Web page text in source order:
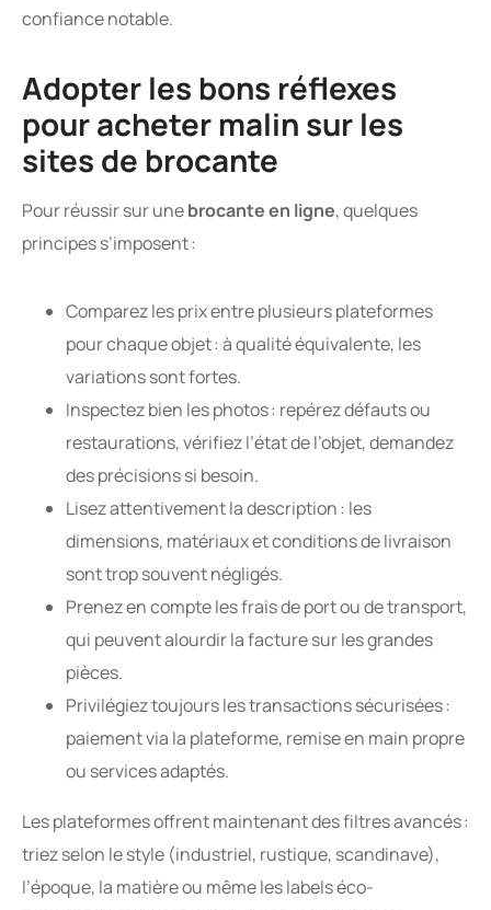
confiance notable.
Adopter les bons réflexes
pour acheter malin sur les
sites de brocante
Pour réussir sur unebrocante en ligne, quelques
principes s’imposent :
Comparez les prix entre plusieurs plateformes
pour chaque objet : à qualité équivalente, les
variations sont fortes.
Inspectez bien les photos : repérez défauts ou
restaurations, vérifiez l’état de l’objet, demandez
des précisions si besoin.
Lisez attentivement la description : les
dimensions, matériaux et conditions de livraison
sont trop souvent négligés.
Prenez en compte les frais de port ou de transport,
qui peuvent alourdir la facture sur les grandes
pièces.
Privilégiez toujours les transactions sécurisées :
paiement via la plateforme, remise en main propre
ou services adaptés.
Les plateformes offrent maintenant des filtres avancés :
triez selon le style (industriel, rustique, scandinave),
l’époque, la matière ou même les labels éco-